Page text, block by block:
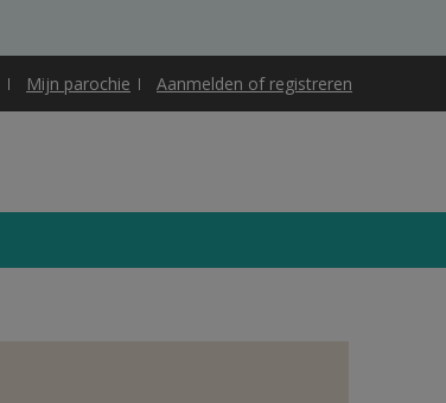
Mijn parochie Aanmelden of registreren